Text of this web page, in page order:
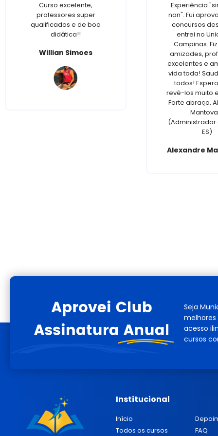
Curso excelente,
professores super
qualificados e de boa
didática!!
Willian Simoes
Experiência
non". Fui
concursos
entrei no
Campinas.
amizades,
excelentes e
vida toda!
todos!
revê-los muito
Forte abraço,
(Administrador
ES)
Alexandre
Seja
melhores
acesso
cursos
Institucional
Início
Todos os cursos
FAQ